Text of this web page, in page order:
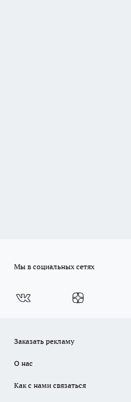
Мы в социальных сетях
Заказать рекламу
О нас
Как с нами связаться